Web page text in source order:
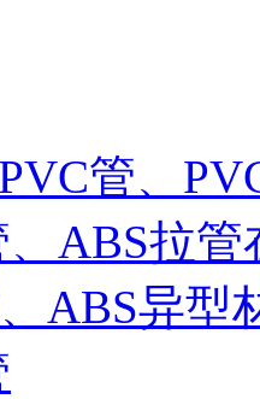
管、
ABS拉
ABS异型